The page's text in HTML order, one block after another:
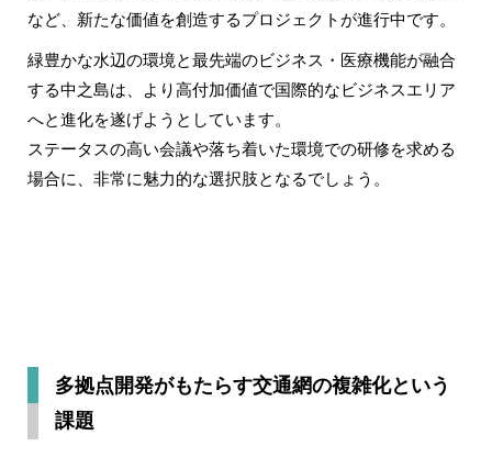
など、新たな価値を創造するプロジェクトが進行中です。
緑豊かな水辺の環境と最先端のビジネス・医療機能が融合
する中之島は、より高付加価値で国際的なビジネスエリア
へと進化を遂げようとしています。
ステータスの高い会議や落ち着いた環境での研修を求める
場合に、非常に魅力的な選択肢となるでしょう。
多拠点開発がもたらす交通網の複雑化という
課題